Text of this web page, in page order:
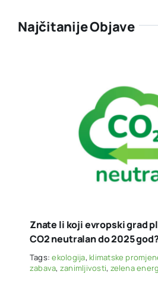
Najčitanije Objave
Znate li koji evropski grad
CO2 neutralan do 2025
Tags:ekologija, klimatske
zabava, zanimljivosti, zelena